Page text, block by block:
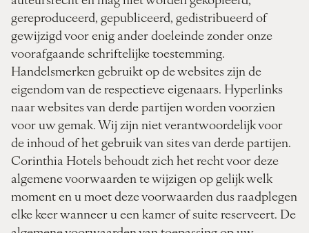
gereproduceerd, gepubliceerd, gedistribueerd of
gewijzigd voor enig ander doeleinde zonder onze
voorafgaande schriftelijke toestemming.
Handelsmerken gebruikt op de websites zijn de
eigendom van de respectieve eigenaars. Hyperlinks
naar websites van derde partijen worden voorzien
voor uw gemak. Wij zijn niet verantwoordelijk voor
de inhoud of het gebruik van sites van derde partijen.
Corinthia Hotels behoudt zich het recht voor deze
algemene voorwaarden te wijzigen op gelijk welk
moment en u moet deze voorwaarden dus raadplegen
elke keer wanneer u een kamer of suite reserveert. De